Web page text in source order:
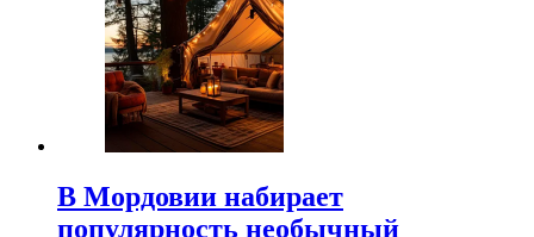
В Мордовии набирает
популярность необычный